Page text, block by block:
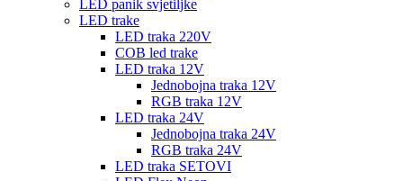
LED panik svjetiljke
LED trake
LED traka 220V
COB led trake
LED traka 12V
Jednobojna traka 12V
RGB traka 12V
LED traka 24V
Jednobojna traka 24V
RGB traka 24V
LED traka SETOVI